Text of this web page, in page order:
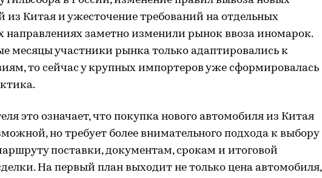
из Китая и ужесточение требований на отдельных
заметно изменили рынок ввоза иномарок.
месяцы участники рынка только адаптировались к
то сейчас у крупных импортеров уже сформировалась
это означает, что покупка нового автомобиля из Китая
но требует более внимательного подхода к выбору
поставки, документам, срокам и итоговой
На первый план выходит не только цена автомобиля,